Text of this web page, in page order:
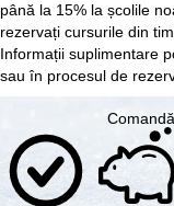
până la 15% la școlile
rezervați cursurile din
Informații suplimentare
sau în procesul de